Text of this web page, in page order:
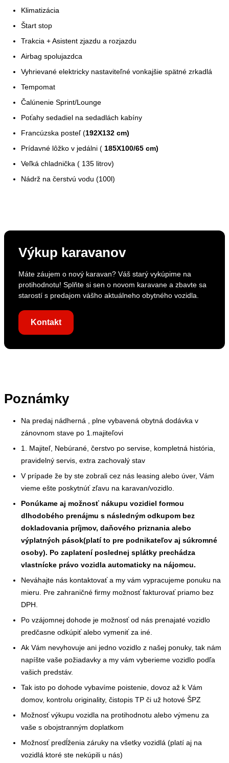
Klimatizácia
Štart stop
Trakcia + Asistent zjazdu a rozjazdu
Airbag spolujazdca
Vyhrievané elektricky nastaviteľné vonkajšie spätné zrkadlá
Tempomat
Čalúnenie Sprint/Lounge
Poťahy sedadiel na sedadlách kabíny
Francúzska posteľ (192X132 cm)
Prídavné lôžko v jedálni ( 185X100/65 cm)
Veľká chladnička ( 135 litrov)
Nádrž na čerstvú vodu (100l)
Výkup karavanov
Máte záujem o nový karavan? Váš starý vykúpime na
protihodnotu! Splňte si sen o novom karavane a zbavte sa
starostí s predajom vášho aktuálneho obytného vozidla.
Kontakt
Poznámky
Na predaj nádherná , plne vybavená obytná dodávka v
zánovnom stave po 1.majiteľovi
1. Majiteľ, Nebúrané, čerstvo po servise, kompletná história,
pravidelný servis, extra zachovalý stav
V prípade že by ste zobrali cez nás leasing alebo úver, Vám
vieme ešte poskytnúť zľavu na karavan/vozidlo.
Ponúkame aj možnosť nákupu vozidiel formou
dlhodobého prenájmu s následným odkupom bez
dokladovania príjmov, daňového priznania alebo
výplatných pások(platí to pre podnikateľov aj súkromné
osoby). Po zaplatení poslednej splátky prechádza
vlastnícke právo vozidla automaticky na nájomcu.
Neváhajte nás kontaktovať a my vám vypracujeme ponuku na
mieru. Pre zahraničné firmy možnosť fakturovať priamo bez
DPH.
Po vzájomnej dohode je možnosť od nás prenajaté vozidlo
predčasne odkúpiť alebo vymeniť za iné.
Ak Vám nevyhovuje ani jedno vozidlo z našej ponuky, tak nám
napíšte vaše požiadavky a my vám vyberieme vozidlo podľa
vašich predstáv.
Tak isto po dohode vybavíme poistenie, dovoz až k Vám
domov, kontrolu originality, čistopis TP či už hotové ŠPZ
Možnosť výkupu vozidla na protihodnotu alebo výmenu za
vaše s obojstranným doplatkom
Možnosť predĺženia záruky na všetky vozidlá (platí aj na
vozidlá ktoré ste nekúpili u nás)